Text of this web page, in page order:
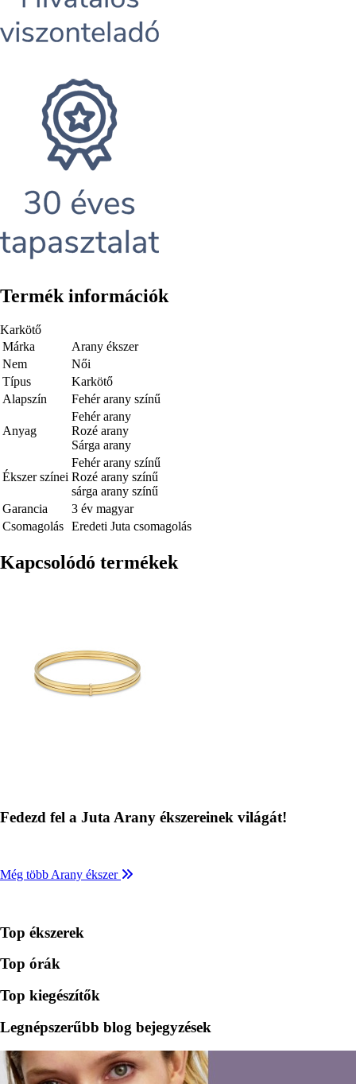
Termék információk
Karkötő
Márka
Arany ékszer
Nem
Női
Típus
Karkötő
Alapszín
Fehér arany színű
Anyag
Fehér arany
Rozé arany
Sárga arany
Ékszer színei
Fehér arany színű
Rozé arany színű
sárga arany színű
Garancia
3 év magyar
Csomagolás Eredeti Juta csomagolás
Kapcsolódó termékek
Fedezd fel a Juta Arany ékszereinek világát!
Még több Arany ékszer
Top ékszerek
Top órák
Top kiegészítők
Legnépszerűbb blog bejegyzések